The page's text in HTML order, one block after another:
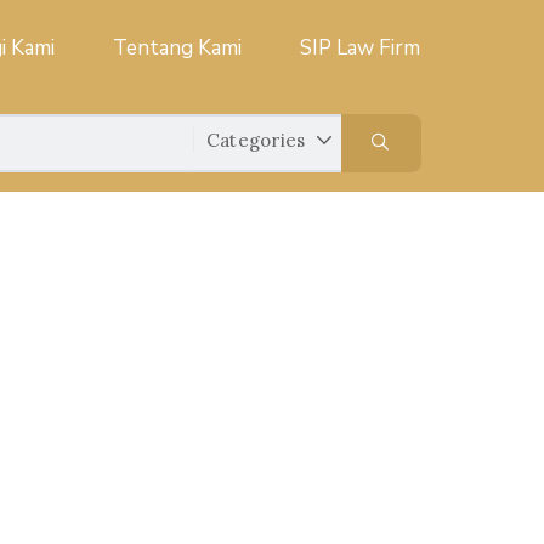
Kami Tentang Kami SIP Law Firm